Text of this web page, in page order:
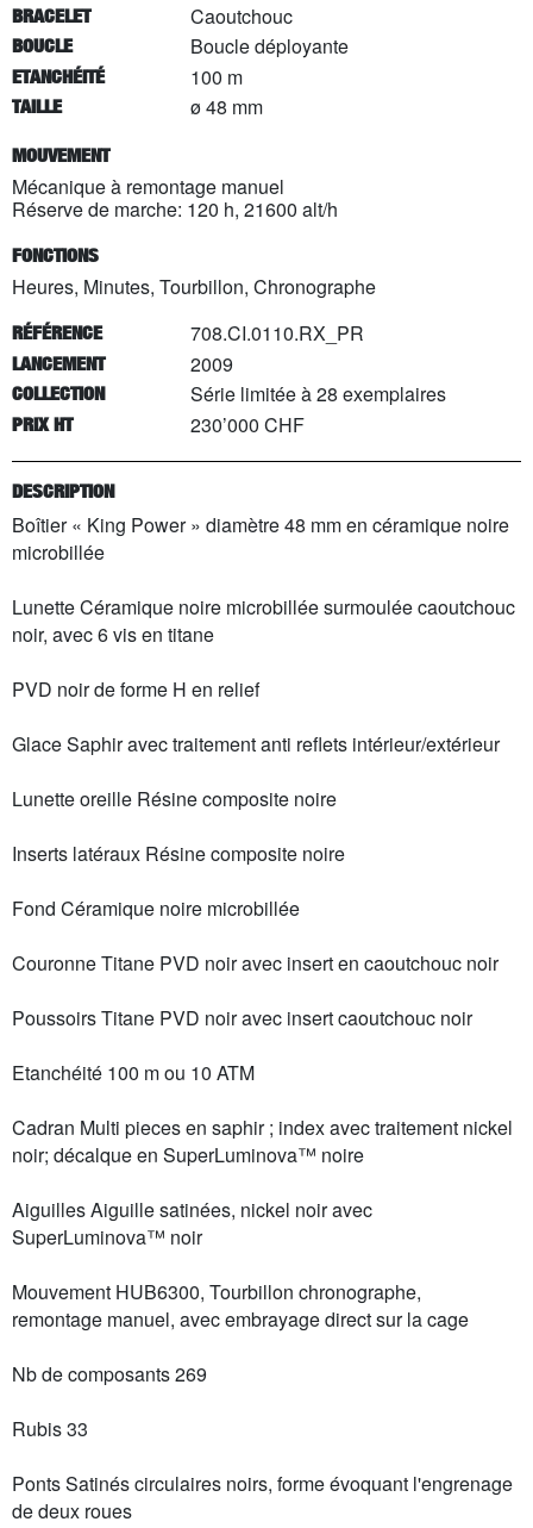
BRACELET Caoutchouc
BOUCLE Boucle déployante
ETANCHÉITÉ 100 m
TAILLE ø 48 mm
MOUVEMENT
Mécanique à remontage manuel
Réserve de marche: 120 h, 21600 alt/h
FONCTIONS
Heures, Minutes, Tourbillon, Chronographe
RÉFÉRENCE 708.CI.0110.RX_PR
LANCEMENT 2009
COLLECTION Série limitée à28 exemplaires
PRIX HT 230’000 CHF
DESCRIPTION
Boîtier « King Power » diamètre 48 mm en céramique noire
microbillée
Lunette Céramique noire microbillée surmoulée caoutchouc
noir, avec 6 vis en titane
PVD noir de forme H en relief
Glace Saphir avec traitement anti reflets intérieur/extérieur
Lunette oreille Résine composite noire
Inserts latéraux Résine composite noire
Fond Céramique noire microbillée
Couronne Titane PVD noir avec insert en caoutchouc noir
Poussoirs Titane PVD noir avec insert caoutchouc noir
Etanchéité 100 m ou 10 ATM
Cadran Multi pieces en saphir ; index avec traitement nickel
noir; décalque en SuperLuminova™ noire
Aiguilles Aiguille satinées, nickel noir avec
SuperLuminova™ noir
Mouvement HUB6300, Tourbillon chronographe,
remontage manuel, avec embrayage direct sur la cage
Nb de composants 269
Rubis 33
Ponts Satinés circulaires noirs, forme évoquant l'engrenage
de deux roues